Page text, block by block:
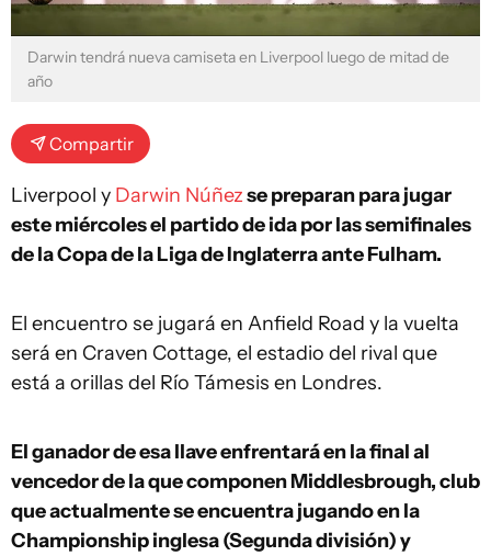
Darwin tendrá nueva camiseta en Liverpool luego de mitad de
año
Compartir
Liverpool y Darwin Núñezse preparan para jugar
este miércoles el partido de ida por las semifinales
de la Copa de la Liga de Inglaterra ante Fulham.
El encuentro se jugará en Anfield Road y la vuelta
será en Craven Cottage, el estadio del rival que
está a orillas del Río Támesis en Londres.
El ganador de esa llave enfrentará en la final al
vencedor de la que componen Middlesbrough, club
que actualmente se encuentra jugando en la
Championship inglesa (Segunda división) y